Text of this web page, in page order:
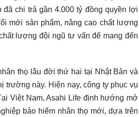
chi trả gần 4.000 tỷ đồng quyền lợi
mới sản phẩm, nâng cao chất lượng
lượng đội ngũ tư vấn để mang đến
thọ lâu đời thứ hai tại Nhật Bản và
trường này. Hiện nay, công ty phục vụ
Việt Nam, Asahi Life định hướng mở
bảo hiểm nhân thọ mới, dựa trên